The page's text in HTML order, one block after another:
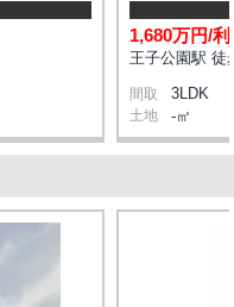
1,680万円/
王子公園駅 徒
間取 3LDK
土地 -㎡